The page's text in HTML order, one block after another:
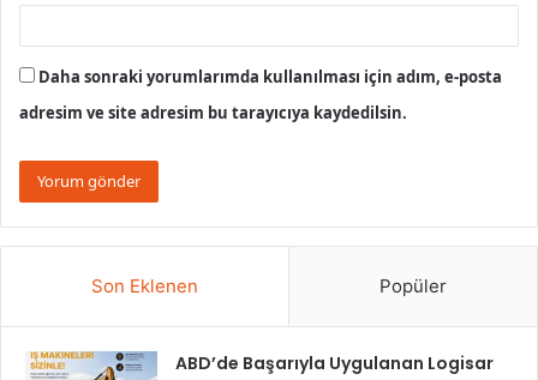
Daha sonraki yorumlarımda kullanılması için adım, e-posta
adresim ve site adresim bu tarayıcıya kaydedilsin.
Son Eklenen Popüler
ABD’de Başarıyla Uygulanan Logisar